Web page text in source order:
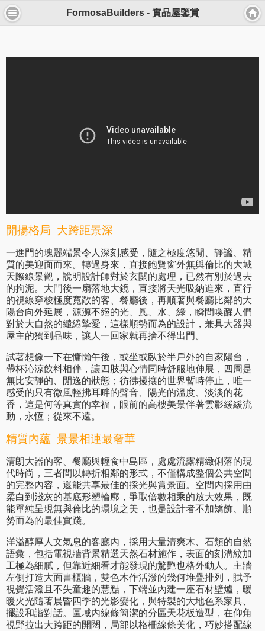
FormosaBuilders - 實品屋鑒賞
開揚格局 大跨距景深
一進門的瑰麗端景令人深刻感受，隨之極度悠閒、靜謐、精
質的美迎面而來。轉過身來，直接飽覽窗外無與倫比的大城
天際線景觀，說明設計師對於玄關的處理，已然有別於過去
的拘泥。大門後一扇落地大鏡，直接將天光吸納進來，直行
的視線穿梭極度寬敞的客、餐廳後，再順著與餐廳比鄰的大
陽台向外延展，源源不絕的光、風、水、綠，瞬間喚醒人們
對於大自然的繾綣摯愛，這樣順勢而為的設計，兼具大器與
屋主的獨到品味，讓人一回家就再捨不得出門。
試著想像一下在慵懶午後，或坐或臥於半戶外的自家陽台，
帶杯沁涼飲料相伴，讓四肢與心情同時舒服地伸展，四周是
無比安靜的、閒逸的狀態；彷彿擾攘的世界暫時停止，唯一
感受的只有微風輕拂耳畔的聲音、陽光的溫度、淡淡的花
香，這是何等真實的幸福，眼前的高樓美景伴著雲影緩緩流
動，永恆；從來不遠。
精質內蘊 景景相連最奢華
清朗大器的客、餐廳與輕食中島區，處處流露精緻俐落的現
代時尚，三者間以轉折相鄰的形式，不僅構成整個公共空間
的完整內容，還能共享最佳的採光與賞景面。空間內採用由
柔白到淺灰的基底形塑輪廓，爭取倍數相乘的放大效果，既
能單純呈現無與倫比的環境之美，也是設計者不加矯飾、順
勢而為的最佳實踐。
洋溢醇厚人文氣息的客廳內，採用大量清爽木、石類的自然
語彙，包括電視牆背景精選天然石材施作，表面的刻溝紋加
工極為細膩，但靠近細看才能發現的驚艷也格外動人。主牆
左側打造大面書櫃牆，雙色木作活潑的幾何堆疊排列，賦予
視覺活潑且不失童趣的慧黠，下端並內建一座石材壁爐，暖
暖火光隨著晨昏四季的光影變化，與特製的大地色系家具、
擺設和諧對話。區域內線條簡潔的分區天花板造型，在仰角
視野拉出大跨距的開闊，局部以格柵線條美化，巧妙搭配線